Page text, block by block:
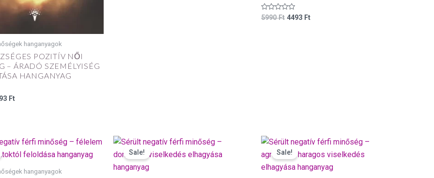
hanganyagok
POZITÍV NŐI
– ÁRADÓ SZEMÉLYISÉG
HANGANYAG
Ft
Értékelés:
5990Ft 4493 Ft
hanganyagok
Current
is:
Sale!
Original
price
was:
5990 Ft.
Current
is:
Sale!
Original
price
was:
5990 Ft.
Current
is:
4493 Ft.